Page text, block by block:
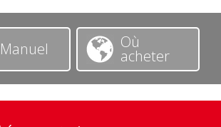
Manuel Où
acheter